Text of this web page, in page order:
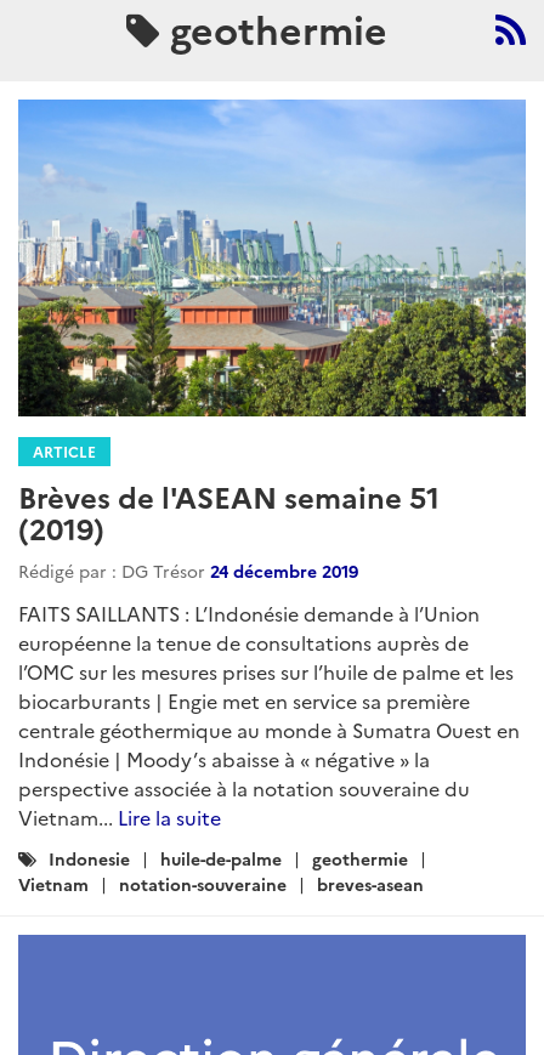
geothermie
ARTICLE
Brèves de l'ASEAN semaine 51
(2019)
Rédigé par : DG Trésor 24 décembre 2019
FAITS SAILLANTS : L’Indonésie demande à l’Union
européenne la tenue de consultations auprès de
l’OMC sur les mesures prises sur l’huile de palme et les
biocarburants | Engie met en service sa première
centrale géothermique au monde à Sumatra Ouest en
Indonésie | Moody’s abaisse à « négative » la
perspective associée à la notation souveraine du
Vietnam... Lire la suite
Catégories
:
Indonesie huile-de-palme
geothermie
Vietnam
notation-souveraine breves-asean